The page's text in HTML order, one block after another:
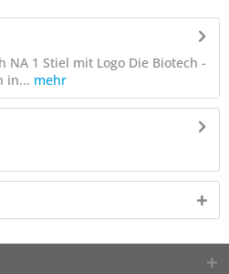
NA 1 Stiel mit Logo Die Biotech -
in... mehr